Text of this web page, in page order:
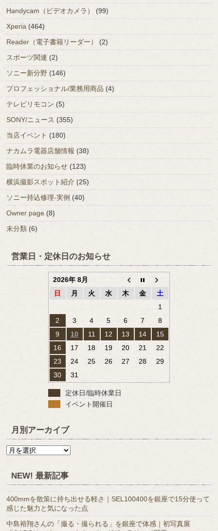
Handycam（ビデオカメラ）
(99)
Xperia (464)
Reader（電子書籍リーダー）
(2)
スポーツ関連 (2)
ソニー新分野 (146)
プロフェッショナル/業務用商品 (4)
テレビリモコン (5)
SONY/ニュース (355)
当店イベント (180)
ナカムラ電器店舗情報 (38)
臨時休業のお知らせ (123)
横浜撮影スポット紹介(25)
ソニー持込修理-実例 (40)
Owner page (8)
未分類 (6)
営業日・定休日のお知らせ
2026年 8月
日
月 火 水 木 金
土
1
2
3 4 5 6 7
8
9
10 11 12 13 14
15
16
17 18 19 20 21
22
23
24 25 26 27 28
29
30
31
定休日/臨時休業日
イベント開催日
月別アーカイブ
月
ー
カ
イ
ブ
NEW! 最新記事
400mmを散策に持ち出せる軽さ｜SEL100400を銀座で15分使って
感じた魅力と気になった点
中島裕翔さんの「撮る・撮られる」を銀座で体感｜初写真展